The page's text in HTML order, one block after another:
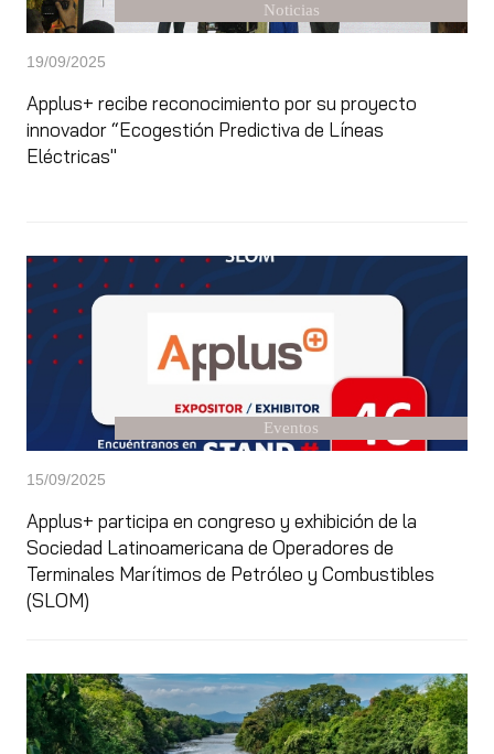
Noticias
19/09/2025
Applus+ recibe reconocimiento por su proyecto
innovador “Ecogestión Predictiva de Líneas
Eléctricas"
Eventos
15/09/2025
Applus+ participa en congreso y exhibición de la
Sociedad Latinoamericana de Operadores de
Terminales Marítimos de Petróleo y Combustibles
(SLOM)